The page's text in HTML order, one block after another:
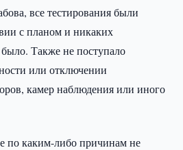
все тестирования были
с планом и никаких
Также не поступало
или отключении
камер наблюдения или иного
по каким-либо причинам не